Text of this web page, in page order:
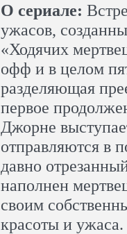
О сериале:
ужасов,
«Ходячих
офф и в целом
разделяющая
первое
Джорне
отправляются в
давно
наполнен
своим
красоты и ужаса.